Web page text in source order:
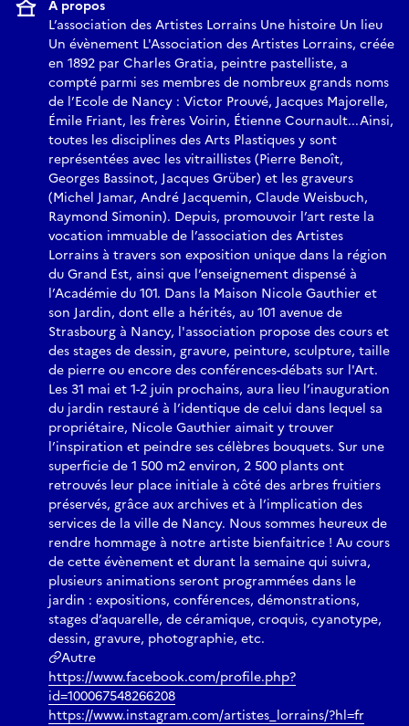
À propos
L’association des Artistes Lorrains Une histoire Un lieu
Un évènement L'Association des Artistes Lorrains, créée
en 1892 par Charles Gratia, peintre pastelliste, a
compté parmi ses membres de nombreux grands noms
de l’Ecole de Nancy : Victor Prouvé, Jacques Majorelle,
Émile Friant, les frères Voirin, Étienne Cournault...Ainsi,
toutes les disciplines des Arts Plastiques y sont
représentées avec les vitraillistes (Pierre Benoît,
Georges Bassinot, Jacques Grüber) et les graveurs
(Michel Jamar, André Jacquemin, Claude Weisbuch,
Raymond Simonin). Depuis, promouvoir l’art reste la
vocation immuable de l’association des Artistes
Lorrains à travers son exposition unique dans la région
du Grand Est, ainsi que l’enseignement dispensé à
l’Académie du 101. Dans la Maison Nicole Gauthier et
son Jardin, dont elle a hérités, au 101 avenue de
Strasbourg à Nancy, l'association propose des cours et
des stages de dessin, gravure, peinture, sculpture, taille
de pierre ou encore des conférences-débats sur l'Art.
Les 31 mai et 1-2 juin prochains, aura lieu l’inauguration
du jardin restauré à l’identique de celui dans lequel sa
propriétaire, Nicole Gauthier aimait y trouver
l’inspiration et peindre ses célèbres bouquets. Sur une
superficie de 1 500 m2 environ, 2 500 plants ont
retrouvés leur place initiale à côté des arbres fruitiers
préservés, grâce aux archives et à l’implication des
services de la ville de Nancy. Nous sommes heureux de
rendre hommage à notre artiste bienfaitrice ! Au cours
de cette évènement et durant la semaine qui suivra,
plusieurs animations seront programmées dans le
jardin : expositions, conférences, démonstrations,
stages d’aquarelle, de céramique, croquis, cyanotype,
dessin, gravure, photographie, etc.
Autre
https://www.facebook.com/profile.php?
id=100067548266208
https://www.instagram.com/artistes_lorrains/?hl=fr